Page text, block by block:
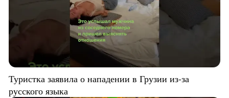
Туристка заявила о нападении в Грузии из-за
русского языка